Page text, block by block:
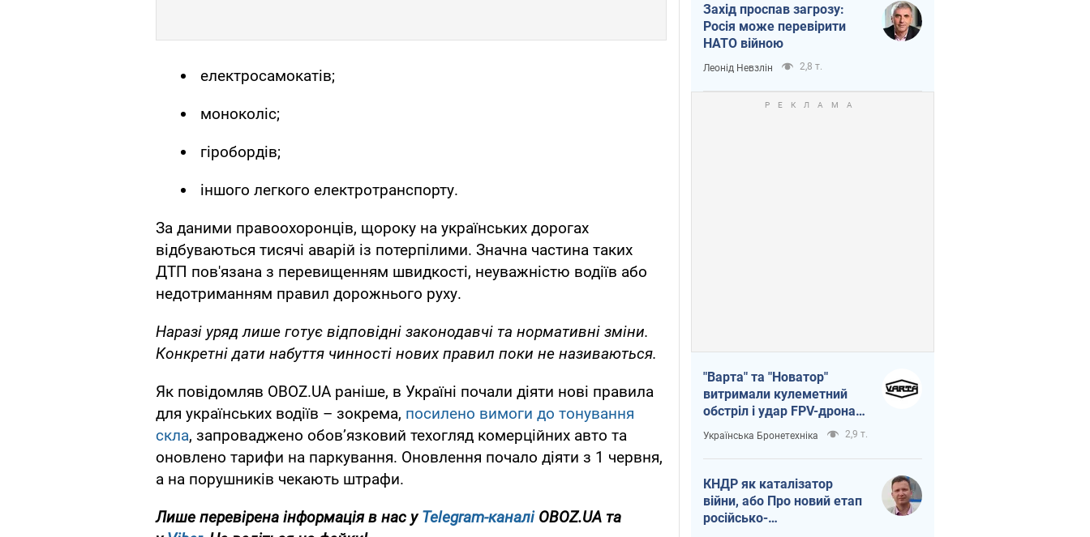
електросамокатів;
моноколіс;
гіробордів;
іншого легкого електротранспорту.
За даними правоохоронців, щороку на українських дорогах
відбуваються тисячі аварій із потерпілими. Значна частина таких
ДТП пов'язана з перевищенням швидкості, неуважністю водіїв або
недотриманням правил дорожнього руху.
Наразі уряд лише готує відповідні законодавчі та нормативні зміни.
Конкретні дати набуття чинності нових правил поки не називаються.
Як повідомляв OBOZ.UA раніше, в Україні почали діяти нові правила
для українських водіїв – зокрема, посилено вимоги до тонування
скла, запроваджено обовʼязковий техогляд комерційних авто та
оновлено тарифи на паркування. Оновлення почало діяти з 1 червня,
а на порушників чекають штрафи.
Лише перевірена інформація в нас уTelegram-каналіOBOZ.UA та
Захід проспав загрозу:
Росія може перевірити
НАТО війною
Леонід Невзлін 2,8 т.
"Варта" та "Новатор"
витримали кулеметний
обстріл і удар FPV-дрона,
врятувавши життя
офіцеру ЗСУ
Українська Бронетехніка 2,9 т.
КНДР як каталізатор
війни, або Про новий етап
російсько-